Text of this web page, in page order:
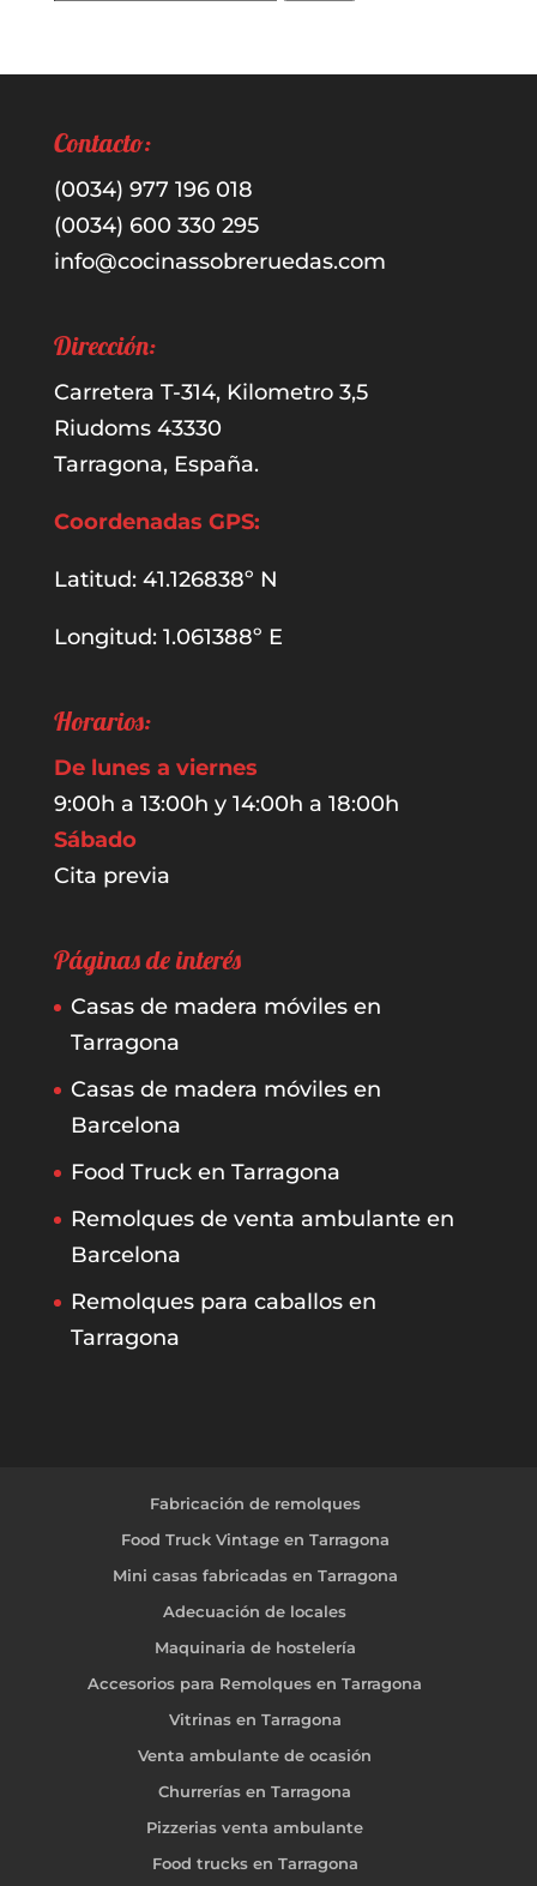
Contacto:
(0034) 977 196 018
(0034) 600 330 295
info@cocinassobreruedas.com
Dirección:
Carretera T-314, Kilometro 3,5
Riudoms 43330
Tarragona, España.
Coordenadas GPS:
Latitud: 41.126838º N
Longitud: 1.061388º E
Horarios:
De lunes a viernes
9:00h a 13:00h y 14:00h a 18:00h
Sábado
Cita previa
Páginas de interés
Casas de madera móviles en
Tarragona
Casas de madera móviles en
Barcelona
Food Truck en Tarragona
Remolques de venta ambulante en
Barcelona
Remolques para caballos en
Tarragona
Fabricación de remolques
Food Truck Vintage en Tarragona
Mini casas fabricadas en Tarragona
Adecuación de locales
Maquinaria de hostelería
Accesorios para Remolques en Tarragona
Vitrinas en Tarragona
Venta ambulante de ocasión
Churrerías en Tarragona
Pizzerias venta ambulante
Food trucks en Tarragona